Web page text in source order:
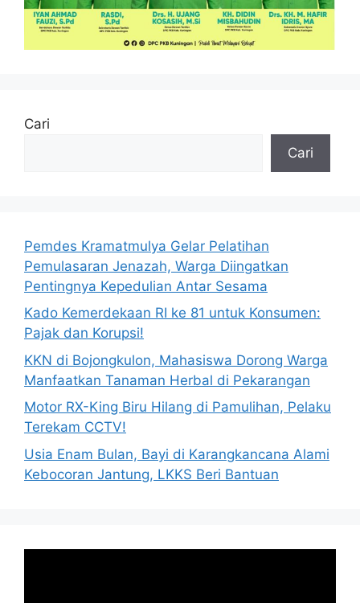
Cari
Cari
Pemdes Kramatmulya Gelar Pelatihan
Pemulasaran Jenazah, Warga Diingatkan
Pentingnya Kepedulian Antar Sesama
Kado Kemerdekaan RI ke 81 untuk Konsumen:
Pajak dan Korupsi!
KKN di Bojongkulon, Mahasiswa Dorong Warga
Manfaatkan Tanaman Herbal di Pekarangan
Motor RX-King Biru Hilang di Pamulihan, Pelaku
Terekam CCTV!
Usia Enam Bulan, Bayi di Karangkancana Alami
Kebocoran Jantung, LKKS Beri Bantuan